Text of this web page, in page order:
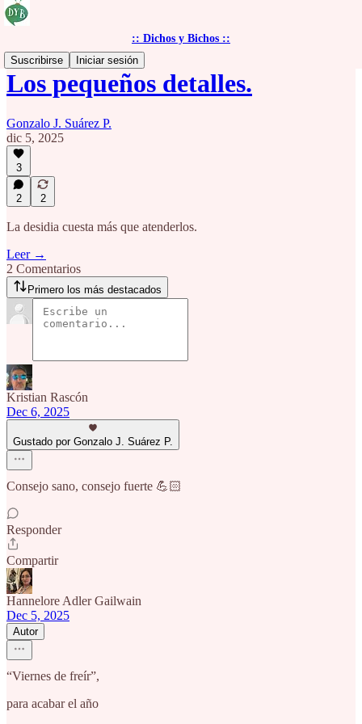
:: Dichos y Bichos ::
Suscribirse
Iniciar sesión
Los pequeños detalles.
Gonzalo J. Suárez P.
dic 5, 2025
3
2 2
La desidia cuesta más que atenderlos.
Leer →
2 Comentarios
Primero los más destacados
Kristian Rascón
Dec 6, 2025
Gustado por Gonzalo J. Suárez P.
Consejo sano, consejo fuerte 💪🏻
Responder
Compartir
Hannelore Adler Gailwain
Dec 5, 2025
Autor
“Viernes de freír”,
para acabar el año